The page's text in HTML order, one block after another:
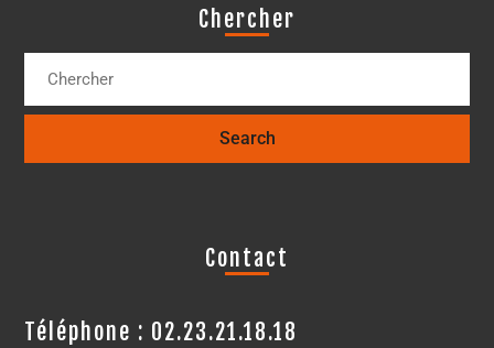
Chercher
Contact
Téléphone : 02.23.21.18.18